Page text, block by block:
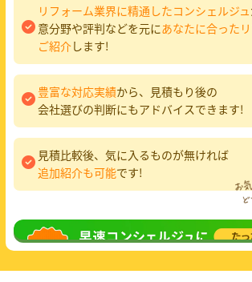
リフォーム業界に精通したコンシェルジュ
意分野や評判などを元にあなたに合った
ご紹介します!
豊富な対応実績から、見積もり後の
会社選びの判断にもアドバイスできます!
見積比較後、気に入るものが無ければ
追加紹介も可能です!
無料相談してみる